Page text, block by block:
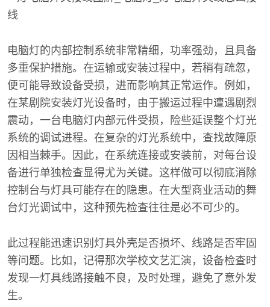
电脑灯的内部控制系统非常精细，功率强劲，且具备
多重保护措施。在运输或安装过程中，若稍有疏忽，
便可能导致设备受损，进而影响其正常运作。例如，
在某剧院安装灯光设备时，由于搬运过程中遭遇剧烈
震动，一台电脑灯内部元件受损，险些延误整个灯光
系统的调试进程。在复杂的灯光系统中，查找故障原
因相当棘手。因此，在系统连接或安装前，对每台设
备进行单独检查显得尤为关键。这样做可以彻底消除
控制台与灯具可能存在的隐患。在大型商业活动的舞
台灯光调试中，这种预先检查往往是必不可少的。
此过程能迅速识别灯具外壳是否损坏、线路是否牢固
等问题。比如，记得那次学校文艺汇演，设备检查时
发现一灯具线路接触不良，及时处理，避免了意外发
生。